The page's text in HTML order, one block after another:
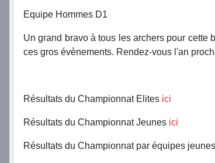
Equipe Hommes D1
Un grand bravo à tous les archers pour cette
ces gros évènements. Rendez-vous l'an
Résultats du Championnat Elites ici
Résultats du Championnat Jeunes ici
Résultats du Championnat par équipes jeunes